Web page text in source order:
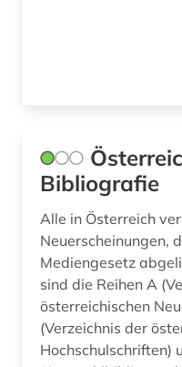
geschichte (30)
Spanien (10)
Suedamerika (11)
Suedasien (1)
Suedostasien (2)
Suedosteuropa (5)
Thueringen (2)
Bibliografie
Alle in Österreich
Neuerscheinungen,
Mediengesetz
sind die Reihen A
österreichischen
(Verzeichnis der
Hochschulschriften)